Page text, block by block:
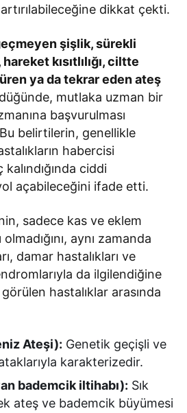
dikkat çekti.
şişlik, sürekli
kısıtlılığı, ciltte
ya da tekrar eden ateş
mutlaka uzman bir
başvurulması
belirtilerin, genellikle
habercisi
ciddi
açabileceğini ifade etti.
sadece kas ve eklem
olmadığını, aynı zamanda
damar hastalıkları ve
da ilgilendiğine
hastalıklar arasında
Ateşi): Genetik geçişli ve
karakterizedir.
bademcik iltihabı): Sık
ateş ve bademcik büyümesi